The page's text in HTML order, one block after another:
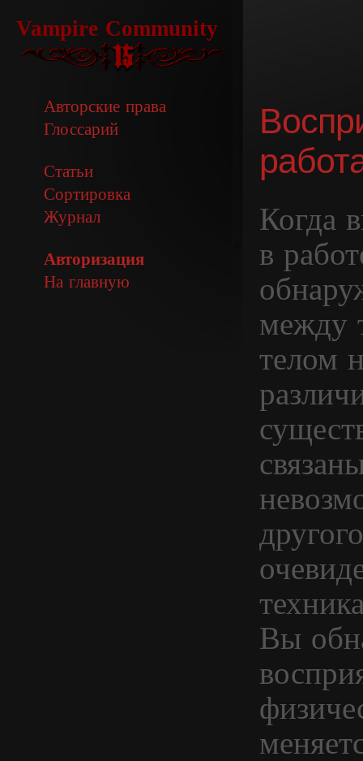
Vampire Community
Авторские права
Глоссарий
Статьи
Сортировка
Журнал
Авторизация
На главную
Когда
в
между
телом
Вы